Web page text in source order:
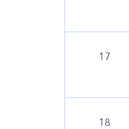
17
18